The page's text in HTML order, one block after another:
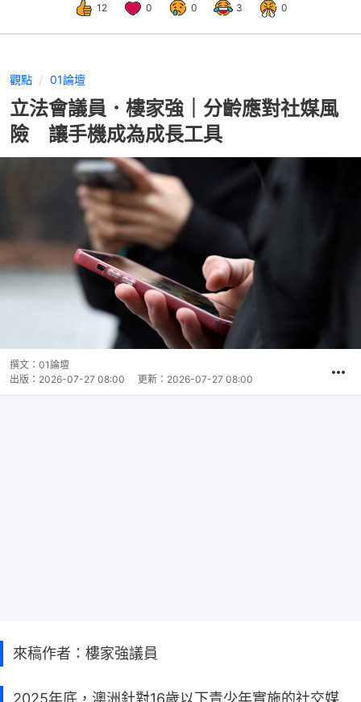
12 0 0 3 0
觀點 01論壇
立法會議員．樓家強｜分齡應對社媒風
險 讓手機成為成長工具
撰文： 01論壇
出版： 2026-07-27 08:00 更新： 2026-07-27 08:00
來稿作者：樓家強議員
2025年底，澳洲針對16歲以下青少年實施的社交媒